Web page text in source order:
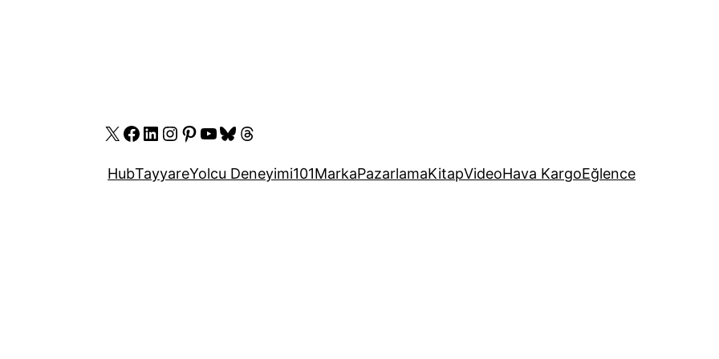
X Facebook
LinkedIn
Instagram
Pinterest
YouTube
Bluesky
Threads
HubTayyareYolcu Deneyimi101MarkaPazarlamaKitapVideoHava KargoEğlence